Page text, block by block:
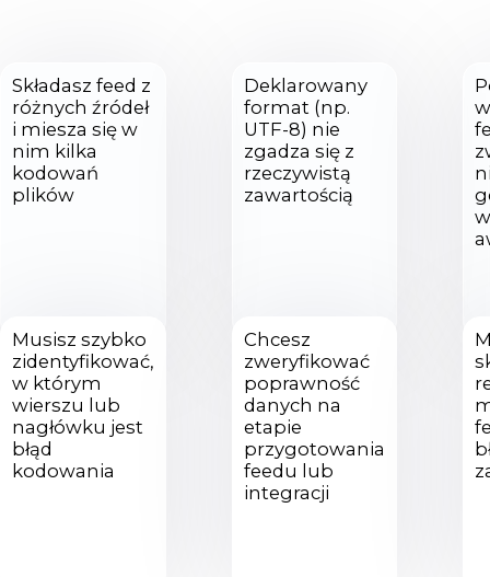
Składasz feed z
różnych źródeł
i miesza się w
nim kilka
kodowań
plików
Deklarowany
format (np.
UTF-8) nie
zgadza się z
rzeczywistą
zawartością
Musisz szybko
zidentyfikować,
w którym
wierszu lub
nagłówku jest
błąd
kodowania
Chcesz
zweryfikować
poprawność
danych na
etapie
przygotowania
feedu lub
integracji